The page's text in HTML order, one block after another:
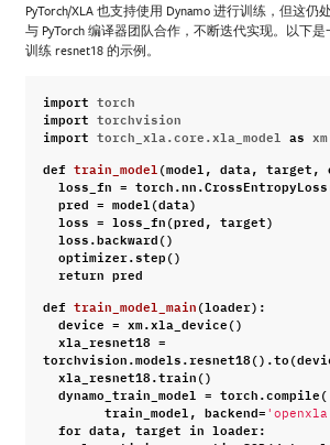
PyTorch/XLA 也支持使用 Dynamo 进行训练，但这
与 PyTorch 编译器团队合作，不断迭代实现。以下是
训练 resnet18 的示例。
import torch
import torchvision
import torch_xla.core.xla_model as xm
def train_model (model , data, target,
loss_fn = torch.nn.CrossEntropyLoss
pred = model (data)
loss = loss_fn(pred, target)
loss.backward()
optimizer.step()
return pred
def train_model_main(loader):
device = xm.xla_device()
xla_resnet18 =
torchvision.models.resnet18() .to(
xla_resnet18.train()
dynamo_train_model = torch.compile(
train_model , backend=
for data, target in loader: